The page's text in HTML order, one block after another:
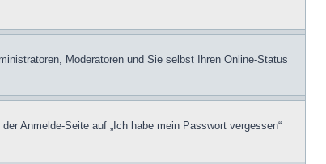
Moderatoren und Sie selbst Ihren Online-Status
Anmelde-Seite auf „Ich habe mein Passwort vergessen“